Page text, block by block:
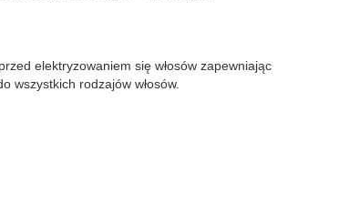
elektryzowaniem się włosów zapewniając
wszystkich rodzajów włosów.